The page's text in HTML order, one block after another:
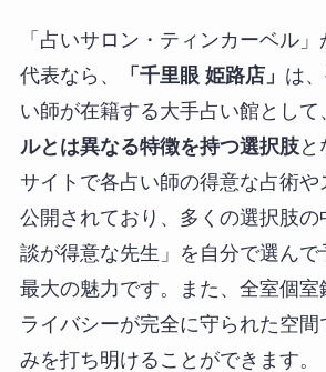
「占いサロン・ティンカーベル
代表なら、
「千里眼 姫路店」 は
い師が在籍する大手占い館として
ルとは異なる特徴を持つ選択肢と
サイトで各占い師の得意な占術
公開されており、多くの選択肢の
談が得意な先生」を自分で選ん
最大の魅力です。また、全室個
ライバシーが完全に守られた空
みを打ち明けることができます。